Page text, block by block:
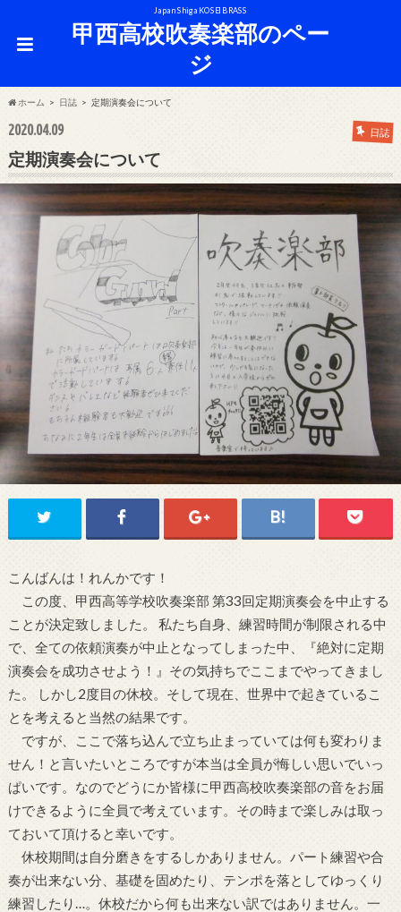
Japan Shiga KOSEI BRASS
甲西高校吹奏楽部のペー
ジ
ホーム 日誌 定期演奏会について
2020.04.09 日誌
定期演奏会について
こんばんは！れんかです！
この度、甲西高等学校吹奏楽部 第33回定期演奏会を中止する
ことが決定致しました。 私たち自身、練習時間が制限される中
で、全ての依頼演奏が中止となってしまった中、『絶対に定期
演奏会を成功させよう！』その気持ちでここまでやってきまし
た。 しかし2度目の休校。そして現在、世界中で起きているこ
とを考えると当然の結果です。
ですが、ここで落ち込んで立ち止まっていては何も変わりま
せん！と言いたいところですが本当は全員が悔しい思いでいっ
ぱいです。なのでどうにか皆様に甲西高校吹奏楽部の音をお届
けできるように全員で考えています。その時まで楽しみは取っ
ておいて頂けると幸いです。
休校期間は自分磨きをするしかありません。パート練習や合
奏が出来ない分、基礎を固めたり、テンポを落としてゆっくり
練習したり…。休校だから何も出来ない訳ではありません。一